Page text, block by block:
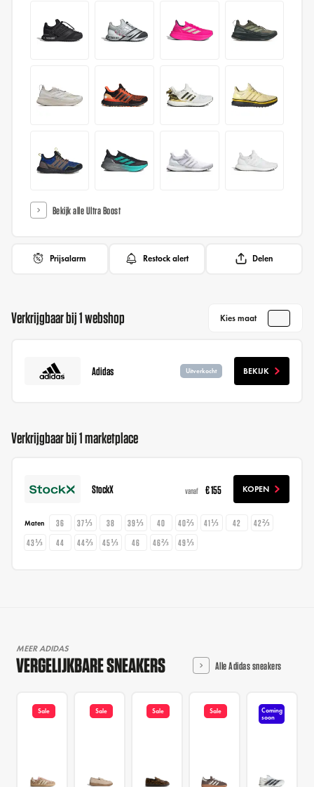
Bekijk alle Ultra Boost
Prijsalarm Restock alert Delen
Verkrijgbaar bij 1 webshop Kies maat
Adidas Uitverkocht BEKIJK
Verkrijgbaar bij 1 marketplace
StockX vanaf € 155 KOPEN
Maten 36 37⅓ 38 39⅓ 40 40⅔ 41⅓ 42
42⅔
43⅓
44 44⅔ 45⅓ 46 46⅔ 49⅓
MEER ADIDAS
VERGELIJKBARE SNEAKERS Alle Adidas sneakers
Sale Sale Sale Sale
Coming
soon